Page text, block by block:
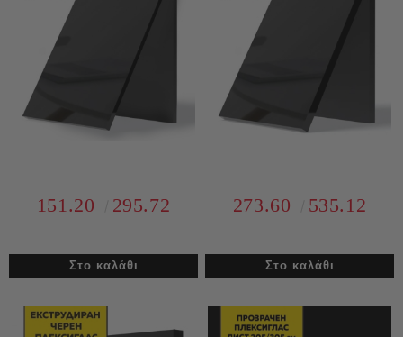
151.20 295.72 273.60 535.12